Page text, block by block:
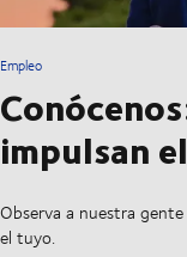
Empleo
impulsan
Observa a nuestra
el tuyo.